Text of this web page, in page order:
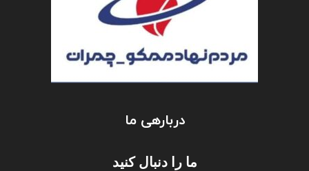
دربارهی ما
ما را دنبال کنید